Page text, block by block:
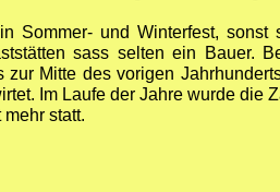
Sommer- und Winterfest,
sass selten ein Bauer.
Mitte des vorigen
Im Laufe der Jahre wurde die
statt.